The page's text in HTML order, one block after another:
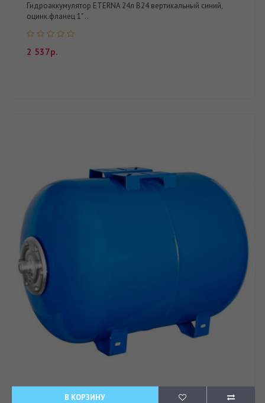
Гидроаккумулятор ETERNA 24л В24 вертикальный синий,
оцинк.фланец 1" ..
2 537р.
В КОРЗИНУ